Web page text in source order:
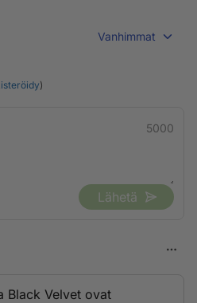
Vanhimmat
)
5000
Lähetä
Black Velvet ovat